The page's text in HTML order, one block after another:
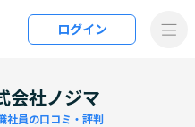
ログイン
会社ノジマ
社員の口コミ・評判